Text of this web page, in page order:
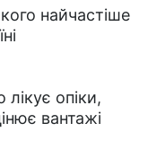
найчастіше
лікує опіки,
вантажі